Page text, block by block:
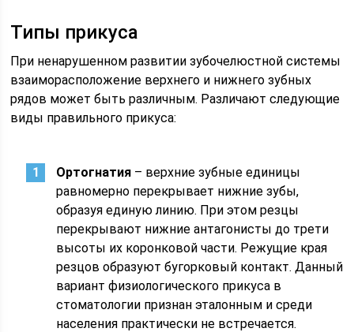
Типы прикуса
При ненарушенном развитии зубочелюстной системы
взаиморасположение верхнего и нижнего зубных
рядов может быть различным. Различают следующие
виды правильного прикуса:
Ортогнатия – верхние зубные единицы
равномерно перекрывает нижние зубы,
образуя единую линию. При этом резцы
перекрывают нижние антагонисты до трети
высоты их коронковой части. Режущие края
резцов образуют бугорковый контакт. Данный
вариант физиологического прикуса в
стоматологии признан эталонным и среди
населения практически не встречается.